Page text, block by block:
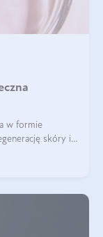
w formie
skóry i